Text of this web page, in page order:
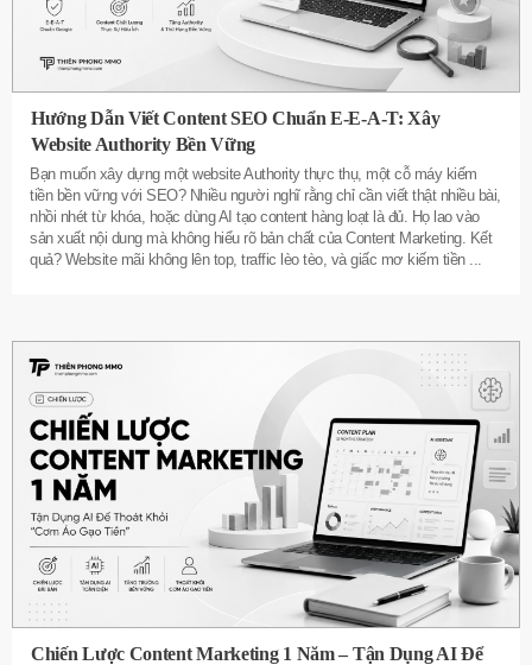
Hướng Dẫn Viết Content SEO Chuẩn E-E-A-T: Xây
Website Authority Bền Vững
Bạn muốn xây dựng một website Authority thực thụ, một cỗ máy kiếm
tiền bền vững với SEO? Nhiều người nghĩ rằng chỉ cần viết thật nhiều bài,
nhồi nhét từ khóa, hoặc dùng AI tạo content hàng loạt là đủ. Họ lao vào
sản xuất nội dung mà không hiểu rõ bản chất của Content Marketing. Kết
quả? Website mãi không lên top, traffic lèo tèo, và giấc mơ kiếm tiền ...
Chiến Lược Content Marketing 1 Năm – Tận Dụng AI Để